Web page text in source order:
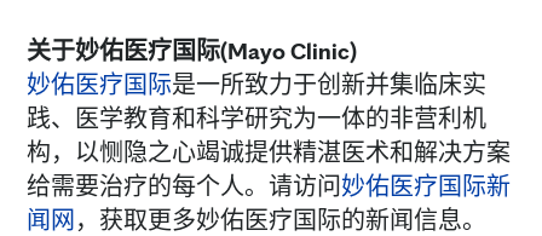
关于妙佑医疗国际(Mayo Clinic)
妙佑医疗国际是一所致力于创新并集临床实
践、医学教育和科学研究为一体的非营利机
构，以恻隐之心竭诚提供精湛医术和解决方案
给需要治疗的每个人。请访问妙佑医疗国际新
闻网 ，获取更多妙佑医疗国际的新闻信息。